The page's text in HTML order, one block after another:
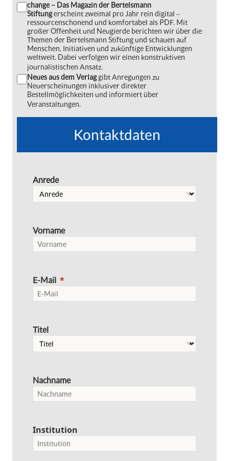
change – Das Magazin der Bertelsmann
Stiftungerscheint zweimal pro Jahr rein digital ‒
ressourcenschonend und komfortabel als PDF. Mit
großer Offenheit und Neugierde berichten wir über die
Themen der Bertelsmann Stiftung und schauen auf
Menschen, Initiativen und zukünftige Entwicklungen
weltweit. Dabei verfolgen wir einen konstruktiven
journalistischen Ansatz.
Neues aus dem Verlaggibt Anregungen zu
Neuerscheinungen inklusiver direkter
Bestellmöglichkeiten und informiert über
Veranstaltungen.
Kontaktdaten
Anrede
Vorname
E-Mail
Titel
Nachname
Institution